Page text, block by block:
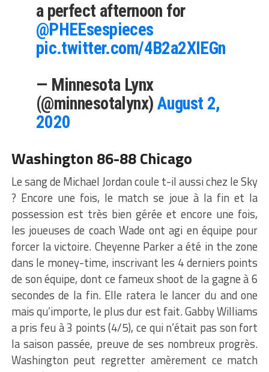
a perfect afternoon for
@PHEEsespieces
pic.twitter.com/4B2a2XIEGn
— Minnesota Lynx
(@minnesotalynx) August 2,
2020
Washington 86-88 Chicago
Le sang de Michael Jordan coule t-il aussi chez le Sky
? Encore une fois, le match se joue à la fin et la
possession est très bien gérée et encore une fois,
les joueuses de coach Wade ont agi en équipe pour
forcer la victoire. Cheyenne Parker a été in the zone
dans le money-time, inscrivant les 4 derniers points
de son équipe, dont ce fameux shoot de la gagne à 6
secondes de la fin. Elle ratera le lancer du and one
mais qu’importe, le plus dur est fait. Gabby Williams
a pris feu à 3 points (4/5), ce qui n’était pas son fort
la saison passée, preuve de ses nombreux progrès.
Washington peut regretter amèrement ce match